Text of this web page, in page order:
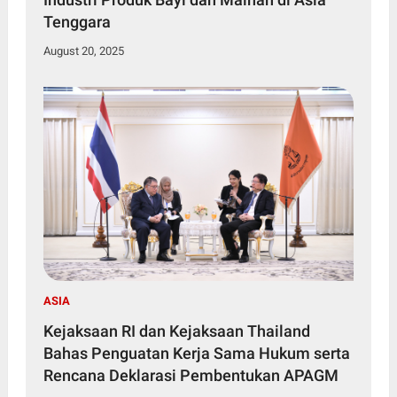
Tenggara
August 20, 2025
ASIA
Kejaksaan RI dan Kejaksaan Thailand
Bahas Penguatan Kerja Sama Hukum serta
Rencana Deklarasi Pembentukan APAGM